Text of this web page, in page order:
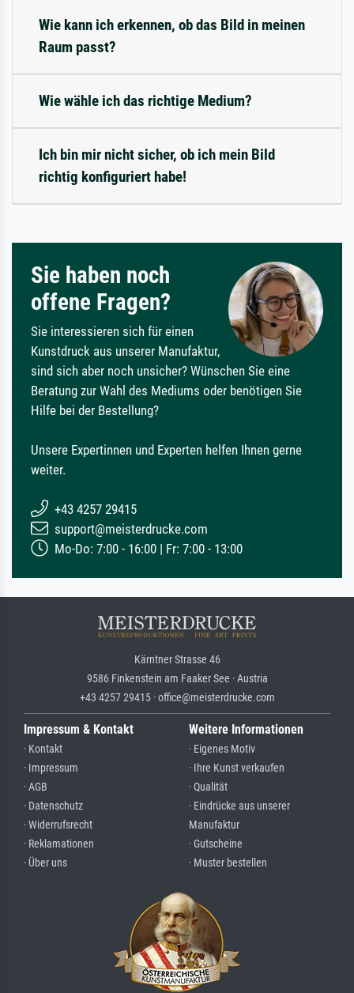
Wie kann ich erkennen, ob das Bild in meinen
Raum passt?
Wie wähle ich das richtige Medium?
Ich bin mir nicht sicher, ob ich mein Bild
richtig konfiguriert habe!
Sie haben noch
offene Fragen?
Sie interessieren sich für einen
Kunstdruck aus unserer Manufaktur,
sind sich aber noch unsicher? Wünschen Sie eine
Beratung zur Wahl des Mediums oder benötigen Sie
Hilfe bei der Bestellung?
Unsere Expertinnen und Experten helfen Ihnen gerne
weiter.
+43 4257 29415
support@meisterdrucke.com
Mo-Do: 7:00 - 16:00 | Fr: 7:00 - 13:00
Kärntner Strasse 46
9586 Finkenstein am Faaker See · Austria
+43 4257 29415 · office@meisterdrucke.com
Impressum & Kontakt
· Kontakt
· Impressum
· AGB
· Datenschutz
· Widerrufsrecht
· Reklamationen
· Über uns
Weitere Informationen
· Eigenes Motiv
· Ihre Kunst verkaufen
· Qualität
· Eindrücke aus unserer
Manufaktur
· Gutscheine
· Muster bestellen